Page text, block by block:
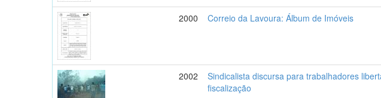
2000 Correio da Lavoura: Álbum de Imóveis
2002
Sindicalista discursa para trabalhadores
fiscalização